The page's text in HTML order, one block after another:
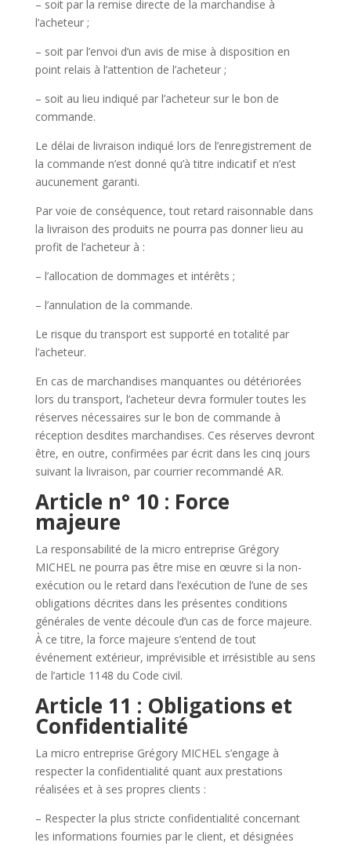
– soit par la remise directe de la marchandise à
l’acheteur ;
– soit par l’envoi d’un avis de mise à disposition en
point relais à l’attention de l’acheteur ;
– soit au lieu indiqué par l’acheteur sur le bon de
commande.
Le délai de livraison indiqué lors de l’enregistrement de
la commande n’est donné qu’à titre indicatif et n’est
aucunement garanti.
Par voie de conséquence, tout retard raisonnable dans
la livraison des produits ne pourra pas donner lieu au
profit de l’acheteur à :
– l’allocation de dommages et intérêts ;
– l’annulation de la commande.
Le risque du transport est supporté en totalité par
l’acheteur.
En cas de marchandises manquantes ou détériorées
lors du transport, l’acheteur devra formuler toutes les
réserves nécessaires sur le bon de commande à
réception desdites marchandises. Ces réserves devront
être, en outre, confirmées par écrit dans les cinq jours
suivant la livraison, par courrier recommandé AR.
Article n° 10 : Force
majeure
La responsabilité de la micro entreprise Grégory
MICHEL ne pourra pas être mise en œuvre si la non-
exécution ou le retard dans l’exécution de l’une de ses
obligations décrites dans les présentes conditions
générales de vente découle d’un cas de force majeure.
À ce titre, la force majeure s’entend de tout
événement extérieur, imprévisible et irrésistible au sens
de l’article 1148 du Code civil.
Article 11 : Obligations et
Confidentialité
La micro entreprise Grégory MICHEL s’engage à
respecter la confidentialité quant aux prestations
réalisées et à ses propres clients :
– Respecter la plus stricte confidentialité concernant
les informations fournies par le client, et désignées